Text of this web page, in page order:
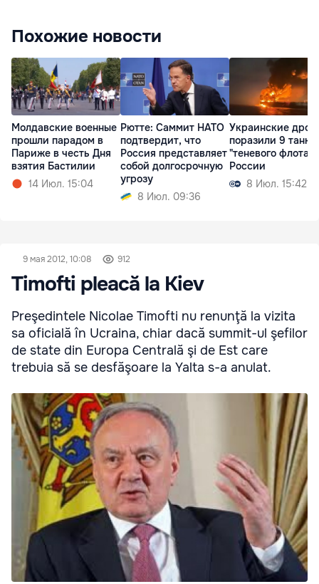
Похожие новости
Молдавские военные
прошли парадом в
Париже в честь Дня
взятия Бастилии
14 Июл. 15:04
Рютте: Саммит НАТО
подтвердит, что
Россия представляет
собой долгосрочную
угрозу
8 Июл. 09:36
Украинские
поразили 9
"теневого флота"
России
8 Июл. 15:42
9 мая 2012, 10:08 912
Timofti pleacă la Kiev
Preşedintele Nicolae Timofti nu renunţă la vizita
sa oficială în Ucraina, chiar dacă summit-ul şefilor
de state din Europa Centrală şi de Est care
trebuia să se desfăşoare la Yalta s-a anulat.